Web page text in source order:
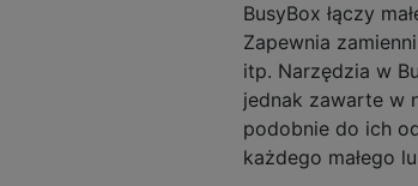
BusyBox łączy
Zapewnia
itp. Narzędzia w
jednak zawarte w
podobnie do ich
każdego małego